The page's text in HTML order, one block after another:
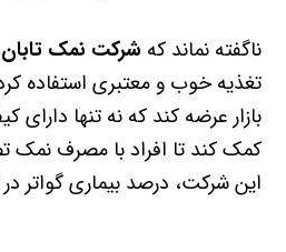
ناگفته نماند که شرکت نمک تابان
تغذیه خوب و معتبری استفاده
بازار عرضه کند که نه تنها دارای
کمک کند تا افراد با مصرف نمک
این شرکت، درصد بیماری گواتر